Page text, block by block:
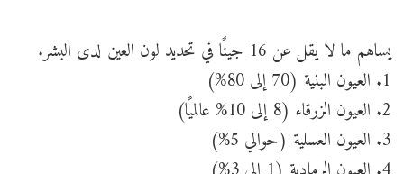
يساهم ما لا يقل عن 16 جينًا في تحديد لون العين لدى البشر.
1. العيون البنية (70 إلى 80%)
2. العيون الزرقاء (8 إلى 10% عالميًا)
3. العيون العسلية (حوالي 5%)